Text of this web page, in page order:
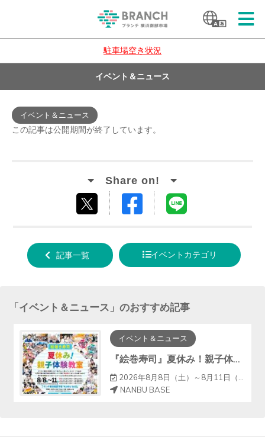
駐車場空き状況
イベント＆ニュース
イベント＆ニュース
この記事は公開期間が終了しています。
する
Facebook
る
記事一覧 イベントカテゴリ
「イベント＆ニュース 」のおすすめ記事
イベント＆ニュース
『絵巻寿司』夏休み！親子体験教室
2026年8月8日（土）～8月11日（火）
NANBU BASE